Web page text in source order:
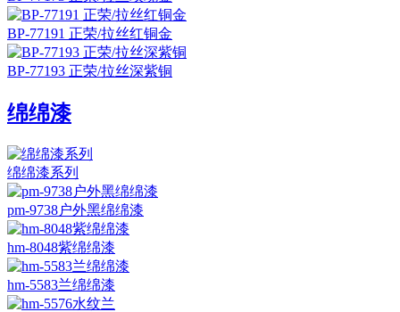
BP-77191 正荣/拉丝红铜金
BP-77193 正荣/拉丝深紫铜
绵绵漆
绵绵漆系列
pm-9738户外黑绵绵漆
hm-8048紫绵绵漆
hm-5583兰绵绵漆